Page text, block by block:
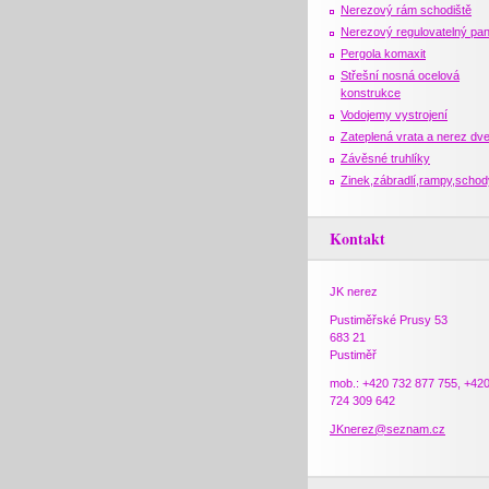
Nerezový rám schodiště
Nerezový regulovatelný
Pergola komaxit
Střešní nosná ocelová
konstrukce
Vodojemy vystrojení
Zateplená vrata a nerez
Závěsné truhlíky
Kontakt
JK nerez
Pustiměřské Prusy 53
683 21
Pustiměř
mob.: +420 732 877 755, +420
724 309 642
JKnerez@seznam.cz